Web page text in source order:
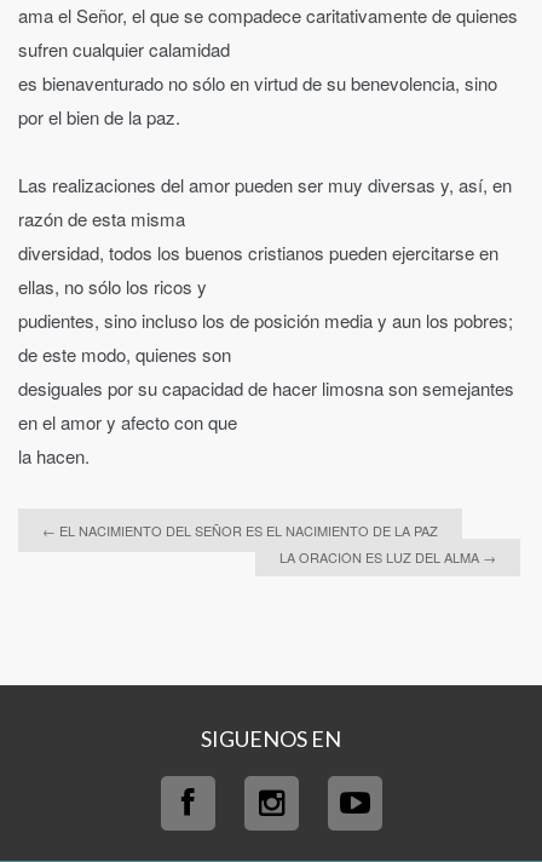
ama el Señor, el que se compadece caritativamente de quienes
sufren cualquier calamidad
es bienaventurado no sólo en virtud de su benevolencia, sino
por el bien de la paz.
Las realizaciones del amor pueden ser muy diversas y, así, en
razón de esta misma
diversidad, todos los buenos cristianos pueden ejercitarse en
ellas, no sólo los ricos y
pudientes, sino incluso los de posición media y aun los pobres;
de este modo, quienes son
desiguales por su capacidad de hacer limosna son semejantes
en el amor y afecto con que
la hacen.
← EL NACIMIENTO DEL SEÑOR ES EL NACIMIENTO DE LA PAZ
LA ORACIÓN ES LUZ DEL ALMA →
SIGUENOS EN